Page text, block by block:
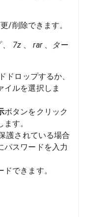
/削除できます。
、 7z rar、
ター
ドロップするか、
イルを選択しま
ボタンをクリック
す。
護されている場合
パスワードを入力
できます。